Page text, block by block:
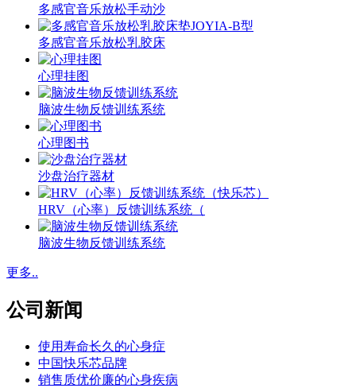
多感官音乐放松手动沙
多感官音乐放松乳胶床
心理挂图
脑波生物反馈训练系统
心理图书
沙盘治疗器材
HRV（心率）反馈训练系统（
脑波生物反馈训练系统
更多..
公司新闻
使用寿命长久的心身症
中国快乐芯品牌
销售质优价廉的心身疾病